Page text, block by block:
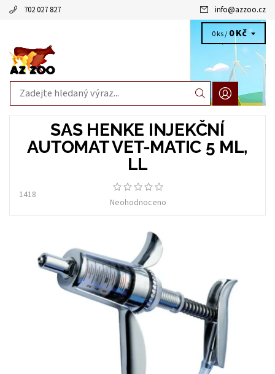
702 027 827 info@azzoo.cz
0 ks / 0 Kč
SAS HENKE INJEKČNÍ
AUTOMAT VET-MATIC 5 ML,
LL
1418
Neohodnoceno